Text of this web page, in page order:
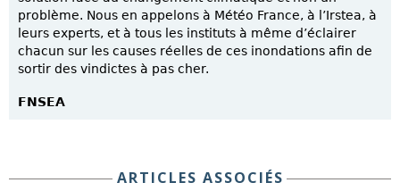
problème. Nous en appelons à Météo France, à l’Irstea, à
leurs experts, et à tous les instituts à même d’éclairer
chacun sur les causes réelles de ces inondations afin de
sortir des vindictes à pas cher.
FNSEA
ARTICLES ASSOCIÉS